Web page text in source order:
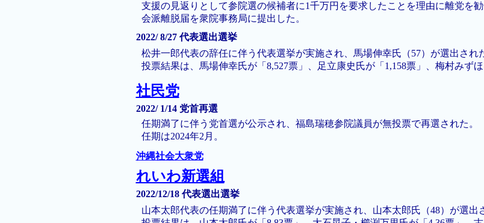
支援の見返りとして参院選の候補者に1千万円を要求したことを理由に離党を
会派離脱届を衆院事務局に提出した。
2022/ 8/27 代表選出選挙
松井一郎代表の辞任に伴う代表選挙が実施され、馬場伸幸氏（57）が選出され
投票結果は、馬場伸幸氏が「8,527票」、足立康史氏が「1,158票」、梅村みずほ
社民党
2022/ 1/14 党首再選
任期満了に伴う党首選が公示され、福島瑞穂参院議員が無投票で再選された。
任期は2024年2月。
沖縄社会大衆党
れいわ新選組
2022/12/18 代表選出選挙
山本太郎代表の任期満了に伴う代表選挙が実施され、山本太郎氏（48）が選出